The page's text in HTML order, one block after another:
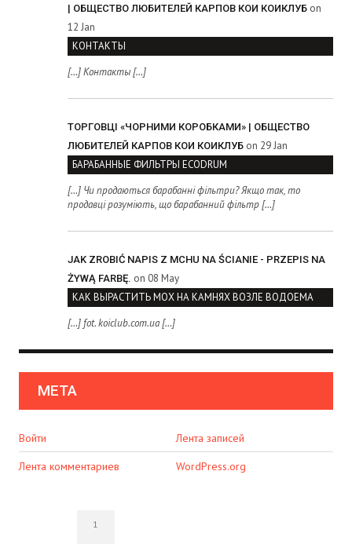
| ОБЩЕСТВО ЛЮБИТЕЛЕЙ КАРПОВ КОИ КОИКЛУБ on
12 Jan
КОНТАКТЫ
[…] Контакты […]
ТОРГОВЦІ «ЧОРНИМИ КОРОБКАМИ» | ОБЩЕСТВО
ЛЮБИТЕЛЕЙ КАРПОВ КОИ КОИКЛУБ on 29 Jan
БАРАБАННЫЕ ФИЛЬТРЫ ECODRUM
[…] Чи продаються барабанні фільтри? Якщо так, то
продавці розуміють, що барабанний фільтр […]
JAK ZROBIĆ NAPIS Z MCHU NA ŚCIANIE - PRZEPIS NA
ŻYWĄ FARBĘ. on 08 May
КАК ВЫРАСТИТЬ МОХ НА КАМНЯХ ВОЗЛЕ ВОДОЕМА
[…] fot. koiclub.com.ua […]
МЕТА
Войти
Лента записей
Лента комментариев
WordPress.org
1